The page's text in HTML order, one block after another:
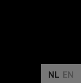
NL EN